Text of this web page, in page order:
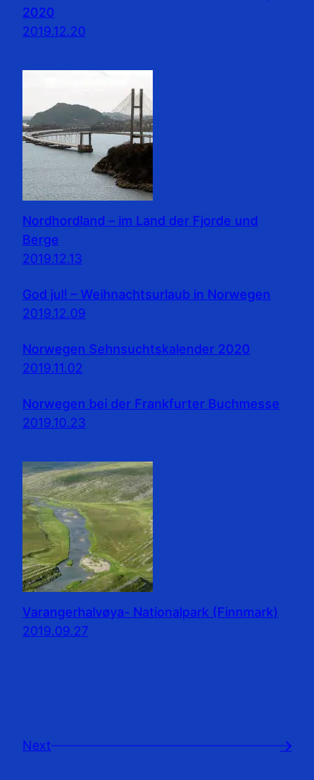
2020
2019.12.20
Nordhordland – im Land der Fjorde und
Berge
2019.12.13
God jul! – Weihnachtsurlaub in Norwegen
2019.12.09
Norwegen Sehnsuchtskalender 2020
2019.11.02
Norwegen bei der Frankfurter Buchmesse
2019.10.23
Varangerhalvøya- Nationalpark (Finnmark)
2019.09.27
Next →